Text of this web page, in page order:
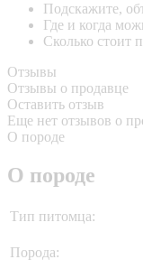
Подскажите,
Где и когда
Сколько стоит
Отзывы
Отзывы о продавце
Оставить отзыв
Еще нет отзывов о
О породе
О породе
Тип питомца:
Порода: